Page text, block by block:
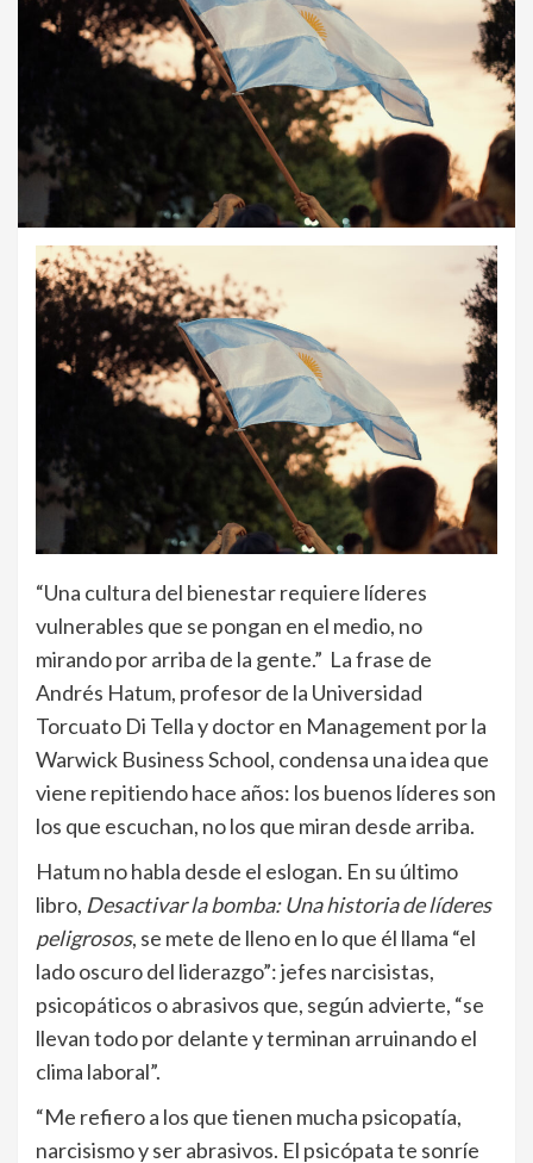
“Una cultura del bienestar requiere líderes
vulnerables que se pongan en el medio, no
mirando por arriba de la gente.” La frase de
Andrés Hatum, profesor de la Universidad
Torcuato Di Tella y doctor en Management por la
Warwick Business School, condensa una idea que
viene repitiendo hace años: los buenos líderes son
los que escuchan, no los que miran desde arriba.
Hatum no habla desde el eslogan. En su último
libro, Desactivar la bomba: Una historia de líderes
peligrosos, se mete de lleno en lo que él llama “el
lado oscuro del liderazgo”: jefes narcisistas,
psicopáticos o abrasivos que, según advierte, “se
llevan todo por delante y terminan arruinando el
clima laboral”.
“Me refiero a los que tienen mucha psicopatía,
narcisismo y ser abrasivos. El psicópata te sonríe